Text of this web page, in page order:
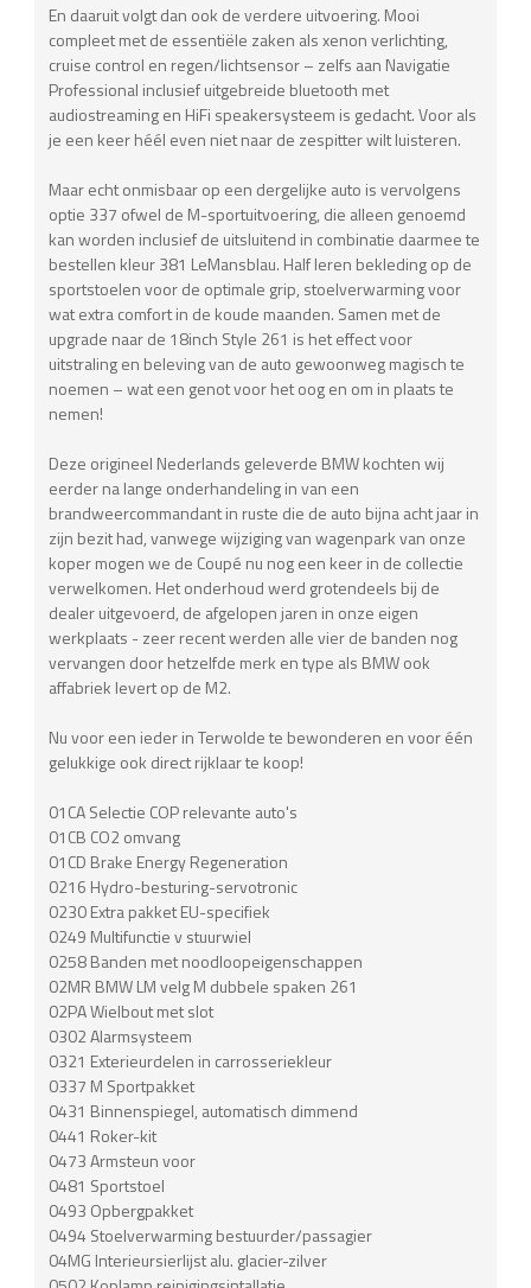
En daaruit volgt dan ook de verdere uitvoering. Mooi
compleet met de essentiële zaken als xenon verlichting,
cruise control en regen/lichtsensor – zelfs aan Navigatie
Professional inclusief uitgebreide bluetooth met
audiostreaming en HiFi speakersysteem is gedacht. Voor als
je een keer héél even niet naar de zespitter wilt luisteren.
Maar echt onmisbaar op een dergelijke auto is vervolgens
optie 337 ofwel de M-sportuitvoering, die alleen genoemd
kan worden inclusief de uitsluitend in combinatie daarmee te
bestellen kleur 381 LeMansblau. Half leren bekleding op de
sportstoelen voor de optimale grip, stoelverwarming voor
wat extra comfort in de koude maanden. Samen met de
upgrade naar de 18inch Style 261 is het effect voor
uitstraling en beleving van de auto gewoonweg magisch te
noemen – wat een genot voor het oog en om in plaats te
nemen!
Deze origineel Nederlands geleverde BMW kochten wij
eerder na lange onderhandeling in van een
brandweercommandant in ruste die de auto bijna acht jaar in
zijn bezit had, vanwege wijziging van wagenpark van onze
koper mogen we de Coupé nu nog een keer in de collectie
verwelkomen. Het onderhoud werd grotendeels bij de
dealer uitgevoerd, de afgelopen jaren in onze eigen
werkplaats - zeer recent werden alle vier de banden nog
vervangen door hetzelfde merk en type als BMW ook
affabriek levert op de M2.
Nu voor een ieder in Terwolde te bewonderen en voor één
gelukkige ook direct rijklaar te koop!
01CA Selectie COP relevante auto's
01CB CO2 omvang
01CD Brake Energy Regeneration
0216 Hydro-besturing-servotronic
0230 Extra pakket EU-specifiek
0249 Multifunctie v stuurwiel
0258 Banden met noodloopeigenschappen
02MR BMW LM velg M dubbele spaken 261
02PA Wielbout met slot
0302 Alarmsysteem
0321 Exterieurdelen in carrosseriekleur
0337 M Sportpakket
0431 Binnenspiegel, automatisch dimmend
0441 Roker-kit
0473 Armsteun voor
0481 Sportstoel
0493 Opbergpakket
0494 Stoelverwarming bestuurder/passagier
04MG Interieursierlijst alu. glacier-zilver